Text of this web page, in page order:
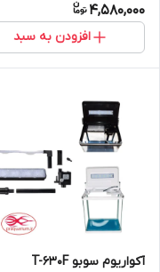
4,580,000
افزودن به سبد
آکواریوم سوبو T-630F